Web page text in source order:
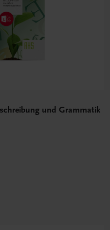
und Grammatik